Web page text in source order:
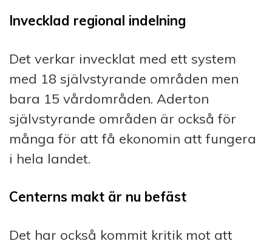
Invecklad regional indelning
Det verkar invecklat med ett system
med 18 självstyrande områden men
bara 15 vårdområden. Aderton
självstyrande områden är också för
många för att få ekonomin att fungera
i hela landet.
Centerns makt är nu befäst
Det har också kommit kritik mot att